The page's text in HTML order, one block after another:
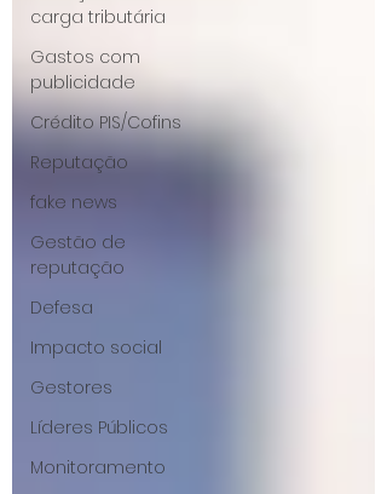
carga tributária
Gastos com
publicidade
Crédito PIS/Cofins
Reputação
fake news
Gestão de
reputação
Defesa
Impacto social
Gestores
Líderes Públicos
Monitoramento